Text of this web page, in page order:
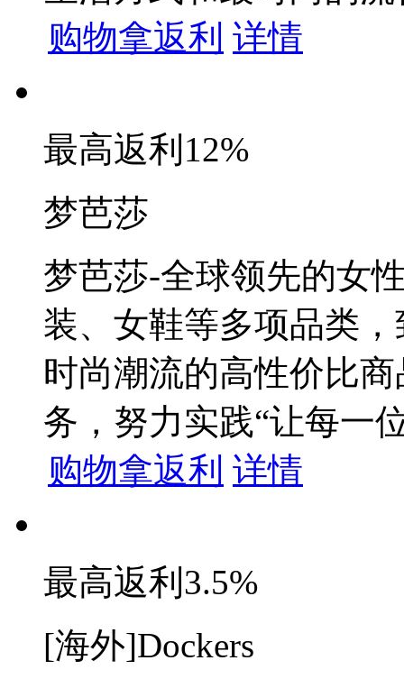
购物拿返利 详情
最高返利 12%
梦芭莎
梦芭莎-全球领先的女
装、女鞋等多项品类
时尚潮流的高性价比
务，努力实践“让每一
购物拿返利 详情
最高返利 3.5%
[海外]Dockers